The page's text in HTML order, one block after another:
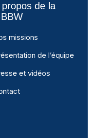
propos de la
missions
de l’équipe
et vidéos